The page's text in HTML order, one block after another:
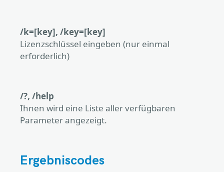
/k=[key], /key=[key]
Lizenzschlüssel eingeben (nur einmal
erforderlich)
/?, /help
Ihnen wird eine Liste aller verfügbaren
Parameter angezeigt.
Ergebniscodes